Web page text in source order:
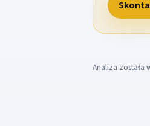
Analiza została